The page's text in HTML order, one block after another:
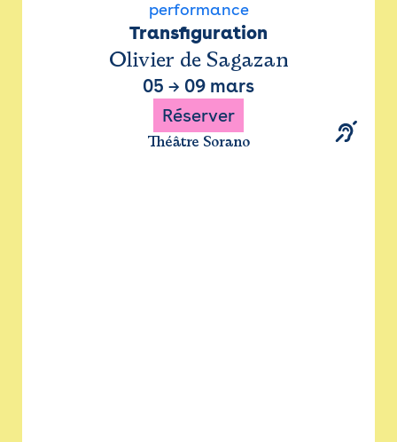
performance
Transfiguration
Olivier de Sagazan
05 → 09 mars
Réserver
Théâtre Sorano